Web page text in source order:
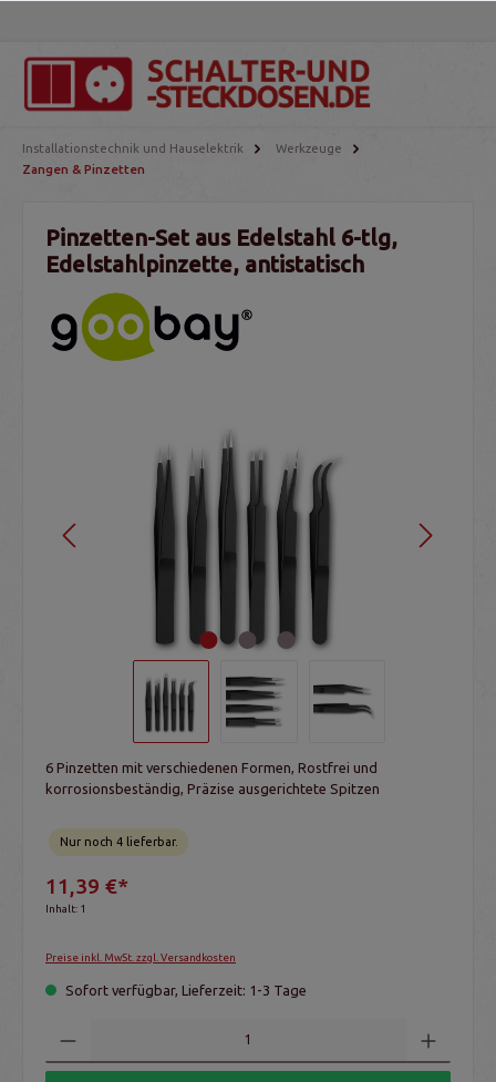
Installationstechnik und Hauselektrik
Werkzeuge
Zangen & Pinzetten
Pinzetten-Set aus Edelstahl 6-tlg,
Edelstahlpinzette, antistatisch
6 Pinzetten mit verschiedenen Formen, Rostfrei und
korrosionsbeständig, Präzise ausgerichtete Spitzen
Nur noch 4 lieferbar.
11,39 €*
Inhalt: 1
Preise inkl. MwSt. zzgl. Versandkosten
Sofort verfügbar, Lieferzeit: 1-3 Tage